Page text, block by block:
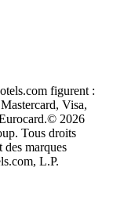
figurent :
Visa,
© 2026
Tous droits
marques
L.P.